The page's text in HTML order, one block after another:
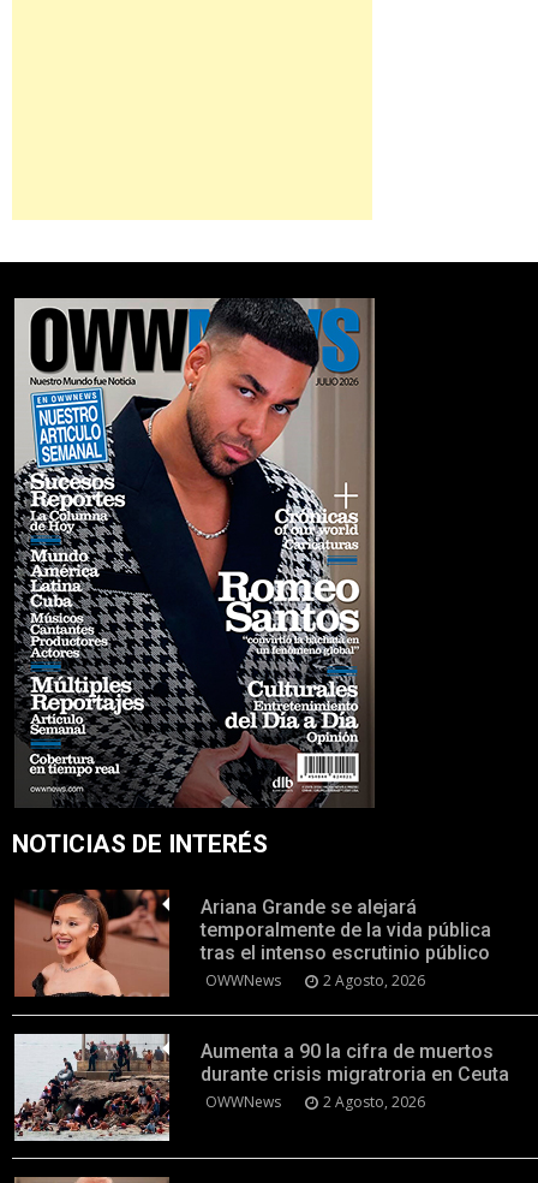
NOTICIAS DE INTERÉS
Ariana Grande se alejará
temporalmente de la vida pública
tras el intenso escrutinio público
OWWNews 2 Agosto, 2026
Aumenta a 90 la cifra de muertos
durante crisis migratroria en Ceuta
OWWNews 2 Agosto, 2026